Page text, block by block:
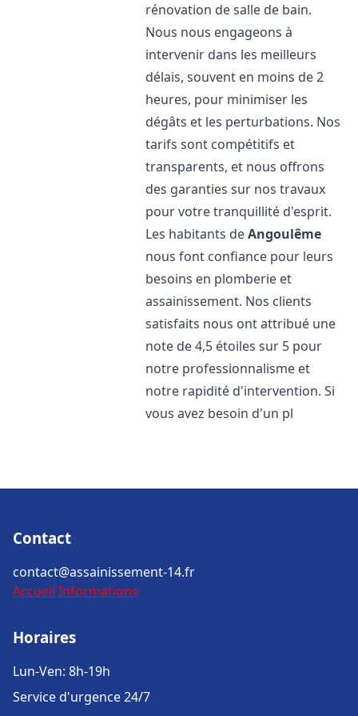
rénovation de salle de bain.
Nous nous engageons à
intervenir dans les meilleurs
délais, souvent en moins de 2
heures, pour minimiser les
dégâts et les perturbations. Nos
tarifs sont compétitifs et
transparents, et nous offrons
des garanties sur nos travaux
pour votre tranquillité d'esprit.
Les habitants deAngoulême
nous font confiance pour leurs
besoins en plomberie et
assainissement. Nos clients
satisfaits nous ont attribué une
note de 4,5 étoiles sur 5 pour
notre professionnalisme et
notre rapidité d'intervention. Si
vous avez besoin d'un pl
Contact
contact@assainissement-14.fr
Accueil Informations
Horaires
Lun-Ven: 8h-19h
Service d'urgence 24/7